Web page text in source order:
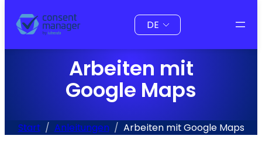
Inhalt
springen
Sprache
auswählen
Arbeiten mit
Google Maps
Start Anleitungen Arbeiten mit Google Maps